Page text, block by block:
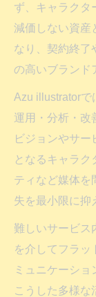
ず、キャラクタ
減価しない資産
なり、契約終了
の高いブランド
Azu illustratorで
運用・分析・改
ビジョンやサ
となるキャラ
ティなど媒体を
失を最小限に抑
難しいサービス
を介してフラッ
ミュニケーショ
こうした多様な